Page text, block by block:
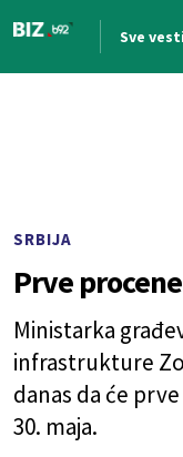
Sve vesti
SRBIJA
Prve
Ministarka
infrastrukture
danas da će
30. maja.